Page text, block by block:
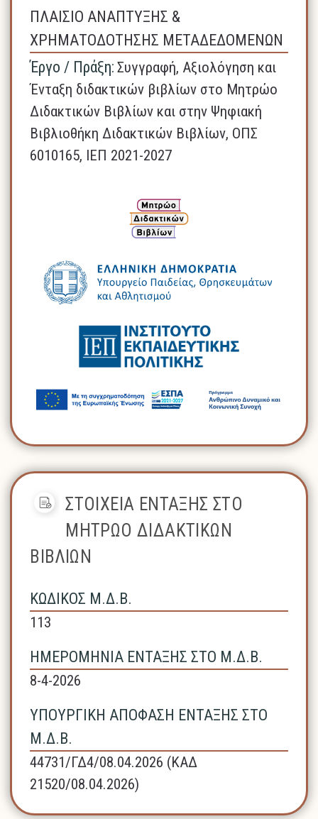
ΠΛΑΙΣΙΟ ΑΝΑΠΤΥΞΗΣ &
ΧΡΗΜΑΤΟΔΟΤΗΣΗΣ ΜΕΤΑΔΕΔΟΜΕΝΩΝ
Έργο / Πράξη: Συγγραφή, Αξιολόγηση και
Ένταξη διδακτικών βιβλίων στο Μητρώο
Διδακτικών Βιβλίων και στην Ψηφιακή
Βιβλιοθήκη Διδακτικών Βιβλίων, ΟΠΣ
6010165, ΙΕΠ 2021-2027
ΣΤΟΙΧΕΙΑ ΕΝΤΑΞΗΣ ΣΤΟ
ΜΗΤΡΩΟ ΔΙΔΑΚΤΙΚΩΝ
ΒΙΒΛΙΩΝ
ΚΩΔΙΚΟΣ Μ.Δ.Β.
113
ΗΜΕΡΟΜΗΝΙΑ ΕΝΤΑΞΗΣ ΣΤΟ Μ.Δ.Β.
8-4-2026
ΥΠΟΥΡΓΙΚΗ ΑΠΟΦΑΣΗ ΕΝΤΑΞΗΣ ΣΤΟ
Μ.Δ.Β.
44731/ΓΔ4/08.04.2026 (ΚΑΔ
21520/08.04.2026)